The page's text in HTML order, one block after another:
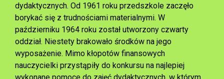
dydaktycznych. Od 1961 roku przedszkole zaczęło
borykać się z trudnościami materialnymi. W
październiku 1964 roku został utworzony czwarty
oddział. Niestety brakowało środków na jego
wyposażenie. Mimo kłopotów finansowych
nauczycielki przystąpiły do konkursu na najlepiej